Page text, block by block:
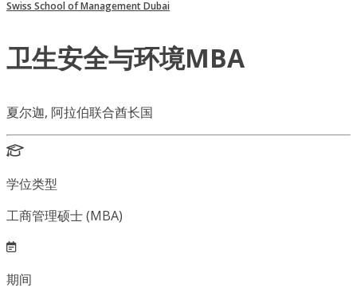
Swiss School of Management Dubai
卫生安全与环境MBA
夏尔迦, 阿拉伯联合酋长国
学位类型
工商管理硕士 (MBA)
期间